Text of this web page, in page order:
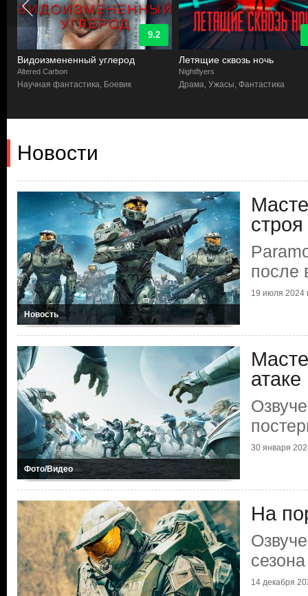
9.2
Видоизмененный углерод
Altered Carbon
Научная фантастика, Боевик
Летящие сквозь ночь
Nightflyers
Драма, Ужасы, Фантастика
Новости
Новость
строя
после
19 июля 2024
Фото/Видео
30 января
На
14 декабря